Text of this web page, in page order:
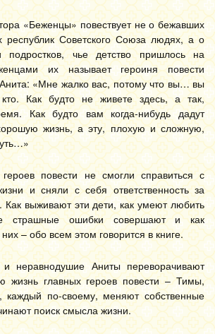
«Беженцы» повествует не о бежавших
Советского Союза людях, а о
подростков, чье детство пришлось на
их называет героиня повести
«Мне жалко вас, потому что вы… вы
Как будто не живете здесь, а так,
Как будто вам когда-нибудь дадут
жизнь, а эту, плохую и сложную,
повести не смогли справиться с
и сняли с себя ответственность за
Как выживают эти дети, как умеют любить
страшные ошибки совершают и как
– обо всем этом говорится в книге.
неравнодушие Аниты переворачивают
жизнь главных героев повести – Тимы,
по-своему, меняют собственные
поиск смысла жизни.